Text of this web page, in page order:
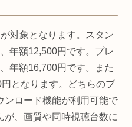
対象となります。スタン
年額12,500円です。プレ
年額16,700円です。また
となります。どちらのプ
ンロード機能が利用可能で
、画質や同時視聴台数に